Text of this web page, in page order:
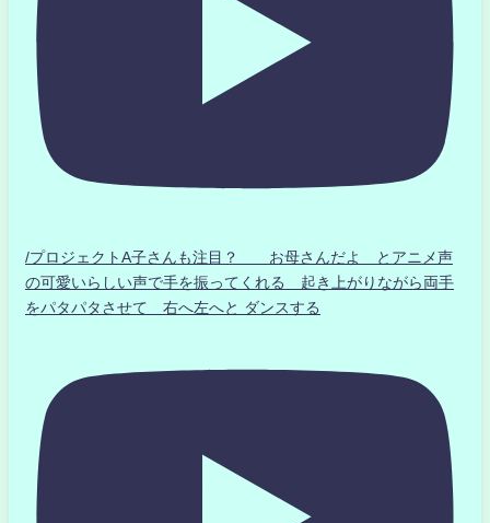
/プロジェクトA子さんも注目？ お母さんだよ とアニメ声
の可愛いらしい声で手を振ってくれる 起き上がりながら両手
をパタパタさせて 右へ左へと ダンスする